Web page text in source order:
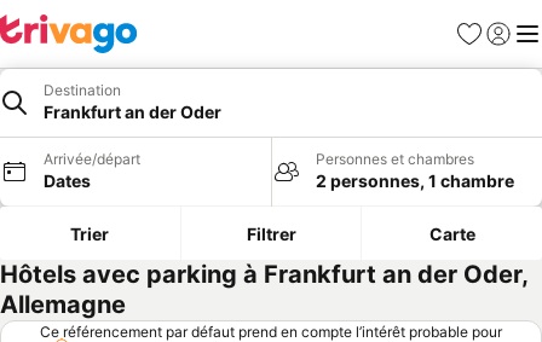
Favoris
Se
Destination
Frankfurt an der Oder
Arrivée/départ
Dates
Personnes et chambres
2 personnes, 1 chambre
Trier Filtrer Carte
Hôtels avec parking à Frankfurt an der Oder,
Allemagne
Ce référencement par défaut prend en compte l’intérêt probable pour